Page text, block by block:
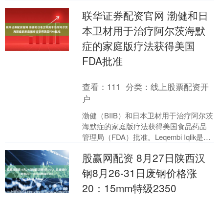
联华证券配资官网 渤健和日
本卫材用于治疗阿尔茨海默
症的家庭版疗法获得美国
FDA批准
查看： 111 分类：线上股票配资开
户
渤健（BIIB）和日本卫材用于治疗阿尔茨
海默症的家庭版疗法获得美国食品药品
管理局（FDA）批准。Leqembi Iqlik是一
股赢网配资 8月27日陕西汉
钢8月26-31日废钢价格涨
20：15mm特级2350